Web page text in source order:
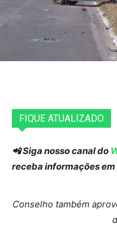
FIQUE ATUALIZADO
📲 Siga nosso canal do
receba informações
Conselho também